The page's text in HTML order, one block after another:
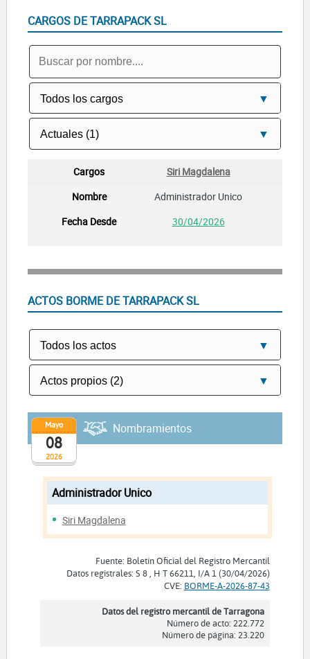
CARGOS DE TARRAPACK SL
Siri Magdalena
Administrador Unico
30/04/2026
ACTOS BORME DE TARRAPACK SL
2026
Mayo
08
Nombramientos
Administrador Unico
Siri Magdalena
Fuente: Boletín Oficial del Registro Mercantil
Datos registrales: S 8 , H T 66211, I/A 1 (30/04/2026)
CVE: BORME-A-2026-87-43
Datos del registro mercantil de Tarragona
Número de acto: 222.772
Número de página: 23.220